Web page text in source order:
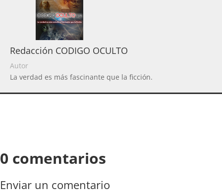
Redacción CODIGO OCULTO
Autor
La verdad es más fascinante que la ficción.
0 comentarios
Enviar un comentario